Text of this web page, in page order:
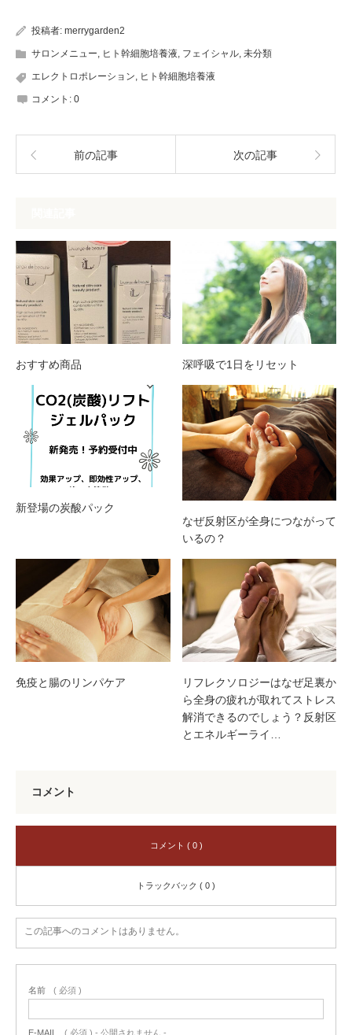
投稿者: merrygarden2
サロンメニュー ヒト幹細胞培養液 フェイシャル 未分類
エレクトロポレーション ヒト幹細胞培養液
コメント: 0
前の記事 次の記事
おすすめ商品 深呼吸で1日をリセット
新登場の炭酸パック
なぜ反射区が全身につながって
いるの？
免疫と腸のリンパケア
リフレクソロジーはなぜ足裏か
ら全身の疲れが取れてストレス
解消できるのでしょう？反射区
とエネルギーライ…
コメント
コメント ( 0 )
トラックバック ( 0 )
この記事へのコメントはありません。
名前 ( 必須 )
E-MAIL ( 必須 ) - 公開されません -